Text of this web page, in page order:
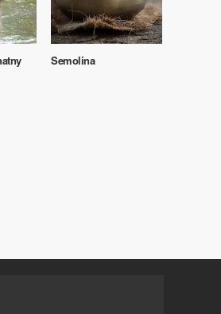
Semolina